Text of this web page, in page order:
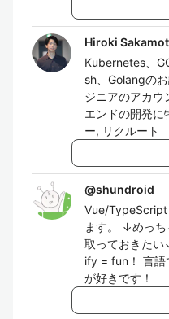
Hiroki
Kubernetes、
sh、Golangの
ジニアのアカウ
エンドの開発に
ー, リクルート
@shundroid
Vue/TypeScript
ます。 ↓めっ
取っておきた
ify = fun！ 言
が好きです！